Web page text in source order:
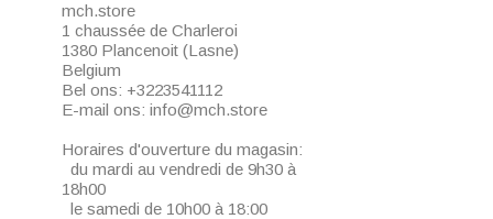
mch.store
1 chaussée de Charleroi
1380 Plancenoit (Lasne)
Belgium
Bel ons: +3223541112
E-mail ons: info@mch.store
Horaires d'ouverture du magasin:
du mardi au vendredi de 9h30 à
18h00
le samedi de 10h00 à 18:00